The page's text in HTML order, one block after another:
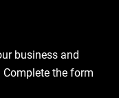
business and
Complete the form